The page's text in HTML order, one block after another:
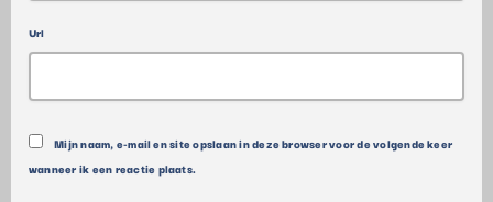
Url
Mijn naam, e-mail en site opslaan in deze browser voor de volgende keer
wanneer ik een reactie plaats.